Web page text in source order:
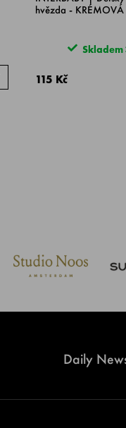
hvězda - KRÉMOVÁ
Skladem
115 Kč
Daily